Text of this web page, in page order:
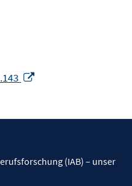
öffnen
(IAB) – unser